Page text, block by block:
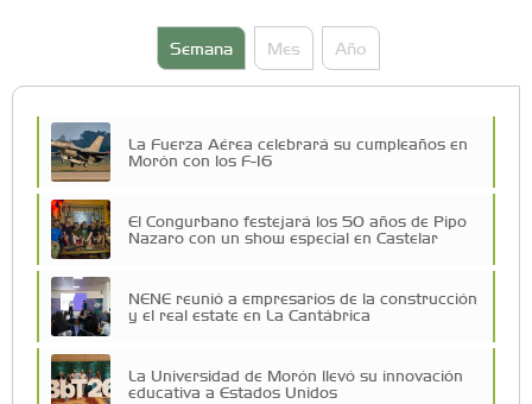
Semana Mes Año
La Fuerza Aérea celebrará su cumpleaños en
Morón con los F-16
El Congurbano festejará los 50 años de Pipo
Nazaro con un show especial en Castelar
NENE reunió a empresarios de la construcción
y el real estate en La Cantábrica
La Universidad de Morón llevó su innovación
educativa a Estados Unidos